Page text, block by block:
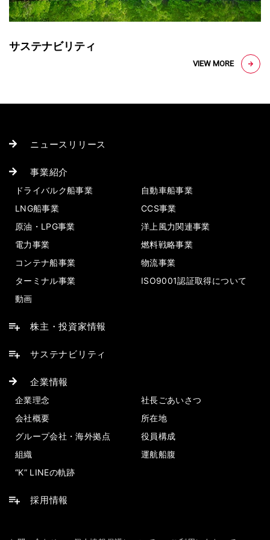
サステナビリティ
ニュースリリース
事業紹介
ドライバルク船事業
自動車船事業
LNG船事業
CCS事業
原油・LPG事業
洋上風力関連事業
電力事業
燃料戦略事業
コンテナ船事業
物流事業
ターミナル事業
ISO9001認証取得について
動画
株主・投資家情報
サステナビリティ
企業情報
企業理念
社長ごあいさつ
会社概要
所在地
グループ会社・海外拠点
役員構成
組織
運航船腹
“K” LINEの軌跡
採用情報